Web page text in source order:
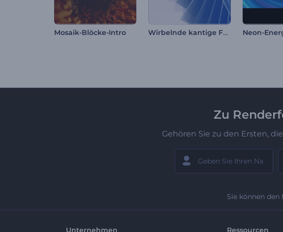
Mosaik-Blöcke-Intro Wirbelnde kantige Formen Intro
Zu
Gehören Sie zu den Ersten,
Sie können
Unternehmen Ressourcen